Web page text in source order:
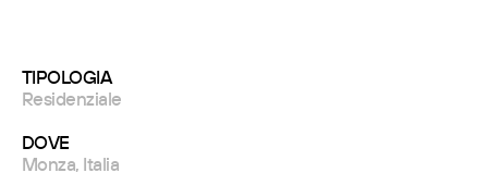
TIPOLOGIA
Residenziale
DOVE
Monza, Italia